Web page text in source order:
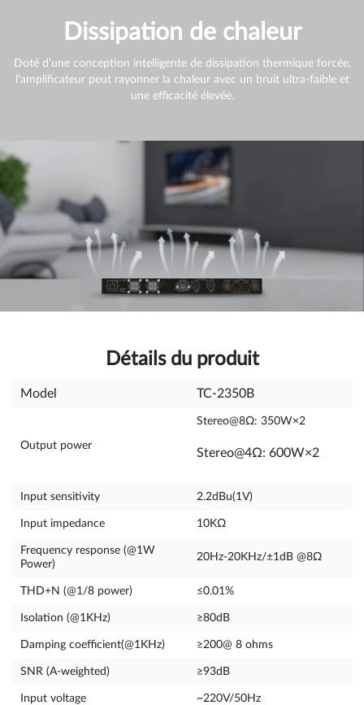
Dissipation de chaleur
Doté d’une conception intelligente de dissipation thermique forcée,
l’amplificateur peut rayonner la chaleur avec un bruit ultra-faible et
une efficacité élevée.
Détails du produit
Model TC-2350B
Output power
Stereo@8Ω: 350W×2
Stereo@4Ω: 600W×2
Input sensitivity 2.2dBu(1V)
Input impedance 10KΩ
Frequency response (@1W
Power)
20Hz-20KHz/±1dB @8Ω
THD+N (@1/8 power) ≤0.01%
Isolation (@1KHz) ≥80dB
Damping coefficient(@1KHz) ≥200@ 8 ohms
SNR (A-weighted) ≥93dB
Input voltage ~220V/50Hz